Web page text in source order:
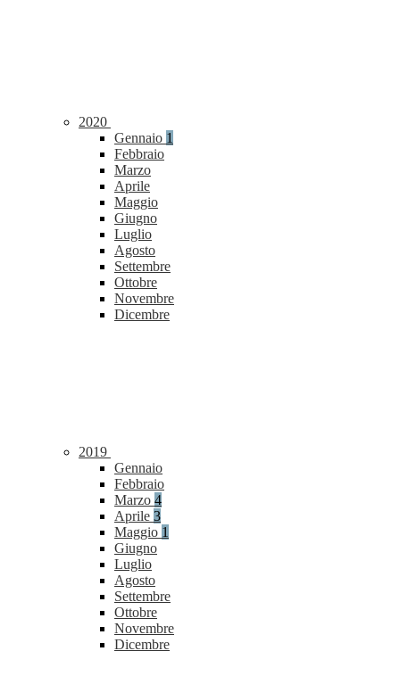
2020
Gennaio 1
Febbraio
Marzo
Aprile
Maggio
Giugno
Luglio
Agosto
Settembre
Ottobre
Novembre
Dicembre
2019
Gennaio
Febbraio
Marzo 4
Aprile 3
Maggio 1
Giugno
Luglio
Agosto
Settembre
Ottobre
Novembre
Dicembre